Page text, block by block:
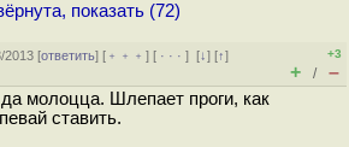
показать (72)
2013 [ответить] [ ﹢﹢﹢] [ · · ·][↓] [↑]
+3
+ / –
молоцца. Шлепает проги, как
ставить.